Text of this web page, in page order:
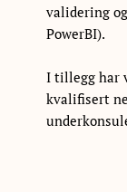
validering
PowerBI).
I tillegg har
kvalifisert